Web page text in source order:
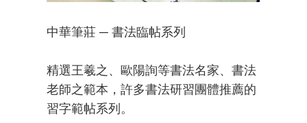
中華筆莊 ─ 書法臨帖系列
精選王羲之、歐陽詢等書法名家、書法
老師之範本，許多書法研習團體推薦的
習字範帖系列。